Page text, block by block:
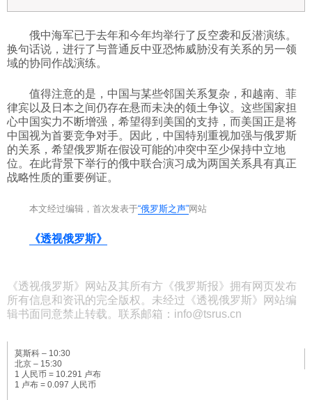
俄中海军已于去年和今年均举行了反空袭和反潜演练。
换句话说，进行了与普通反中亚恐怖威胁没有关系的另一领
域的协同作战演练。
值得注意的是，中国与某些邻国关系复杂，和越南、菲
律宾以及日本之间仍存在悬而未决的领土争议。这些国家担
心中国实力不断增强，希望得到美国的支持，而美国正是将
中国视为首要竞争对手。因此，中国特别重视加强与俄罗斯
的关系，希望俄罗斯在假设可能的冲突中至少保持中立地
位。在此背景下举行的俄中联合演习成为两国关系具有真正
战略性质的重要例证。
本文经过编辑，首次发表于“俄罗斯之声”网站
《透视俄罗斯》
《透视俄罗斯》网站及其所有方《俄罗斯报》拥有网页发布
所有信息和资讯的完全版权。未经过《透视俄罗斯》网站编
辑书面同意禁止转载。联系邮箱：info@tsrus.cn
莫斯科 – 10:30
北京 – 15:30
1 人民币 = 10.291 卢布
1 卢布 = 0.097 人民币